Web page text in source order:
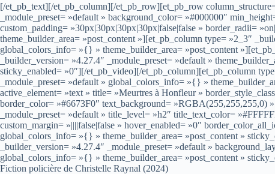
[/et_pb_text][/et_pb_column][/et_pb_row][et_pb_row
_module_preset= »default » background_color= »#000000″
custom_padding= »30px|30px|30px|30px|false|false » border_radii=
theme_builder_area= »post_content »][et_pb_column type= »2_3″
global_colors_info= »{} » theme_builder_area= »post_content
_builder_version= »4.27.4″ _module_preset= »default »
sticky_enabled= »0″][/et_pb_video][/et_pb_column][et_pb_column
_module_preset= »default » global_colors_info= »{} »
active_element= »text » title= »Meurtres à Honfleur »
border_color= »#6673F0″ text_background= »RGBA(255,255,255,0)
_module_preset= »default » title_level= »h2″ title_text_color=
custom_margin= »||||false|false » hover_enabled= »0″
global_colors_info= »{} » theme_builder_area= »post_content »
_builder_version= »4.27.4″ _module_preset= »default »
global_colors_info= »{} » theme_builder_area= »post_content »
Fiction policière de Christelle Raynal (2024)